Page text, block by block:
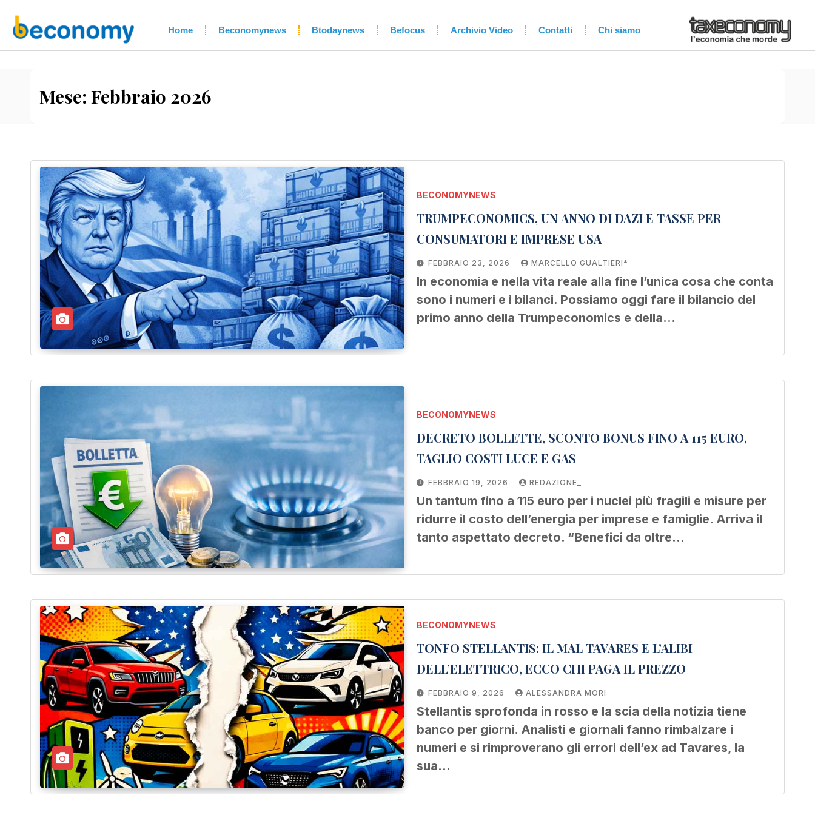
Home Beconomynews Btodaynews Befocus Archivio Video Contatti Chi siamo
Mese: Febbraio 2026
BECONOMYNEWS
TRUMPECONOMICS, UN ANNO DI DAZI E TASSE PER
CONSUMATORI E IMPRESE USA
FEBBRAIO 23, 2026 MARCELLO GUALTIERI*
In economia e nella vita reale alla fine l’unica cosa che conta
sono i numeri e i bilanci. Possiamo oggi fare il bilancio del
primo anno della Trumpeconomics e della…
BECONOMYNEWS
DECRETO BOLLETTE, SCONTO BONUS FINO A 115 EURO,
TAGLIO COSTI LUCE E GAS
FEBBRAIO 19, 2026 REDAZIONE_
Un tantum fino a 115 euro per i nuclei più fragili e misure per
ridurre il costo dell’energia per imprese e famiglie. Arriva il
tanto aspettato decreto. “Benefici da oltre…
BECONOMYNEWS
TONFO STELLANTIS: IL MAL TAVARES E L’ALIBI
DELL’ELETTRICO, ECCO CHI PAGA IL PREZZO
FEBBRAIO 9, 2026 ALESSANDRA MORI
Stellantis sprofonda in rosso e la scia della notizia tiene
banco per giorni. Analisti e giornali fanno rimbalzare i
numeri e si rimproverano gli errori dell’ex ad Tavares, la
sua…